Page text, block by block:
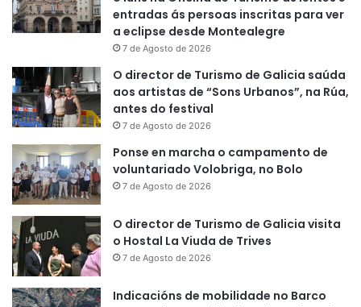
entradas ás persoas inscritas para ver
a eclipse desde Montealegre
7 de Agosto de 2026
O director de Turismo de Galicia saúda
aos artistas de “Sons Urbanos”, na Rúa,
antes do festival
7 de Agosto de 2026
Ponse en marcha o campamento de
voluntariado Volobriga, no Bolo
7 de Agosto de 2026
O director de Turismo de Galicia visita
o Hostal La Viuda de Trives
7 de Agosto de 2026
Indicacións de mobilidade no Barco